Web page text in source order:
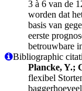
3 à 6 van de
worden dat
basis van
eerste
betrouwbare
Bibliographic
Plancke, Y.;
flexibel